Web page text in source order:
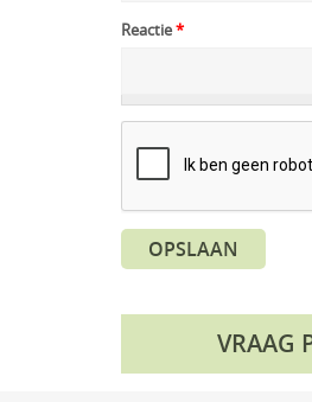
Reactie*
OPSLAAN
VRAAG